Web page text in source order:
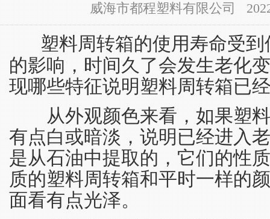
威海市都程塑料有限公司
塑料周转箱的使用寿命受
的影响，时间久了会发生老化
现哪些特征说明塑料周转箱已
从外观颜色来看，如果塑料
有点白或暗淡，说明已经进入
是从石油中提取的，它们的性
质的塑料周转箱和平时一样的
面看有点光泽。